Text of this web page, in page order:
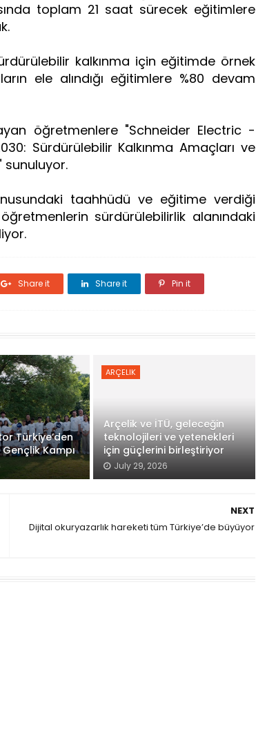
toplam 21 saat sürecek eğitimlere
kalkınma için eğitimde örnek
ele alındığı eğitimlere %80 devam
öğretmenlere "Schneider Electric -
Sürdürülebilir Kalkınma Amaçları ve
sunuluyor.
taahhüdü ve eğitime verdiği
sürdürülebilirlik alanındaki
Share it Share it Pin it
Türkiye’den
Kampı
ARÇELIK
Arçelik ve İTÜ, geleceğin
teknolojileri ve yetenekleri
için güçlerini birleştiriyor
July 29, 2026
NEXT
Dijital okuryazarlık hareketi tüm Türkiye’de büyüyor